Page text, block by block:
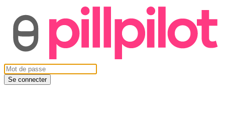
Se connecter